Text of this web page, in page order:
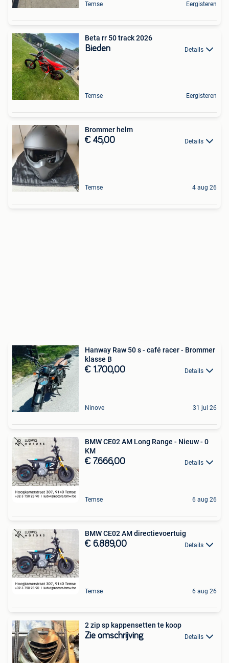
Temse Eergisteren
Beta rr 50 track 2026
Bieden Details
Temse Eergisteren
Brommer helm
€ 45,00 Details
Temse 4 aug 26
Hanway Raw 50 s - café racer - Brommer
klasse B
€ 1.700,00 Details
Ninove 31 jul 26
BMW CE02 AM Long Range - Nieuw - 0
KM
€ 7.666,00 Details
Temse 6 aug 26
BMW CE02 AM directievoertuig
€ 6.889,00 Details
Temse 6 aug 26
2 zip sp kappensetten te koop
Zie omschrijving Details